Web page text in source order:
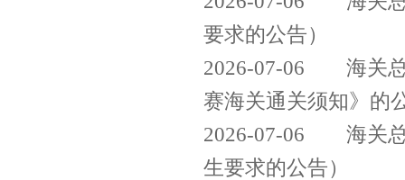
要求的公告）
2026-07-06
海关
赛海关通关须知》的
2026-07-06
海关
生要求的公告）